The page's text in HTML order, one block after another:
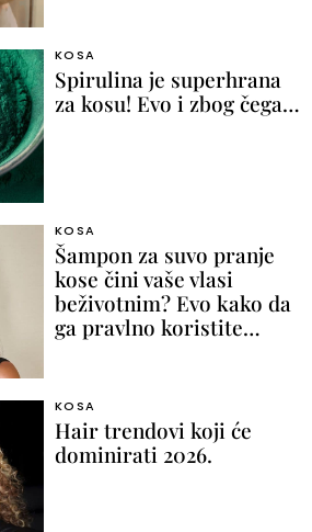
KOSA
Spirulina je superhrana
za kosu! Evo i zbog čega…
KOSA
Šampon za suvo pranje
kose čini vaše vlasi
beživotnim? Evo kako da
ga pravlno koristite…
KOSA
Hair trendovi koji će
dominirati 2026.